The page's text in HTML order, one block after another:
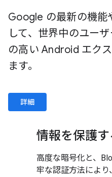
Google の最新の機能
して、世界中のユー
の高い Android エク
ます。
詳細
情報を保護す
高度な暗号化と、
牢な認証方法によ